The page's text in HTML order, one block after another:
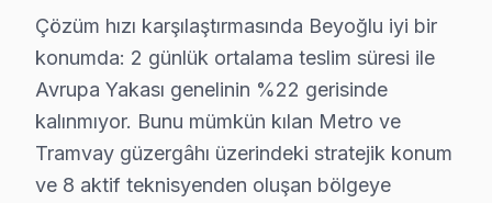
Fetihtepe Mahallesi sakinleri, Profilo televizyonunuz
Firuzağa'da Profilo TV Servisi
Firuzağa Mahallesi, genç nüfusun yoğun olduğu bir
Galata'da Profilo TV Servisi
Çözüm hızı karşılaştırmasında Beyoğlu iyi bir
konumda: 2 günlük ortalama teslim süresi ile
Avrupa Yakası genelinin %22 gerisinde
kalınmıyor. Bunu mümkün kılan Metro ve
Tramvay güzergâhı üzerindeki stratejik konum
ve 8 aktif teknisyenden oluşan bölgeye